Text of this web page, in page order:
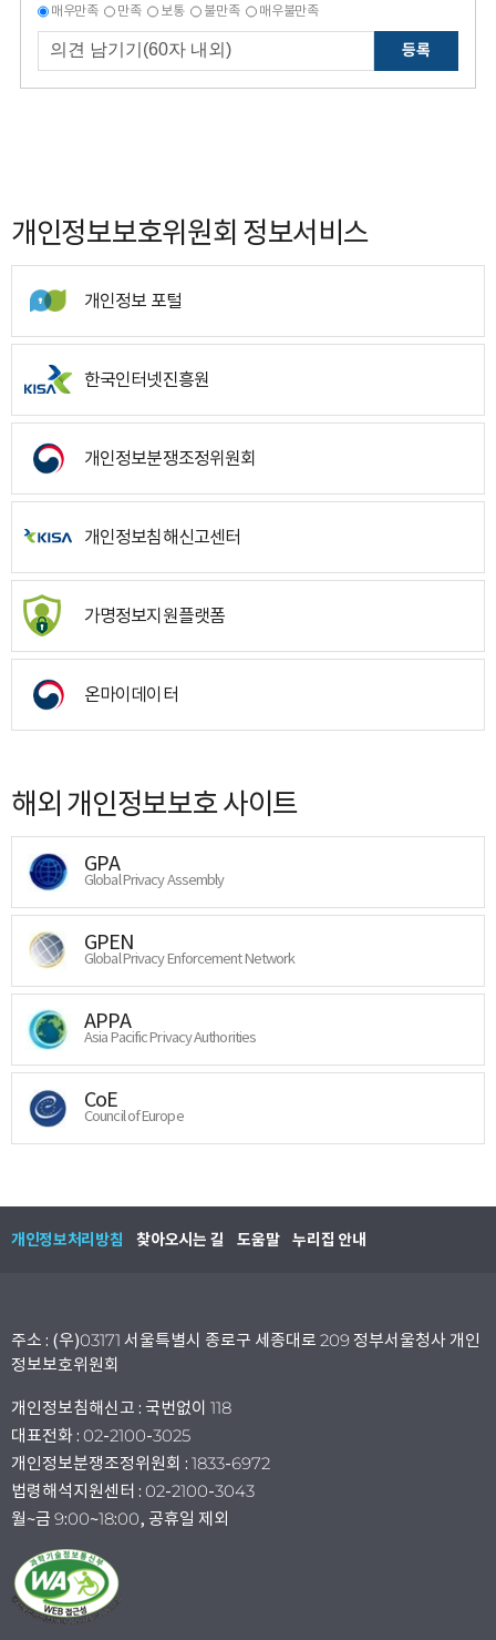
매우만족 만족 보통 불만족 매우불만족
등록
개인정보보호위원회 정보서비스
개인정보 포털
한국인터넷진흥원
개인정보분쟁조정위원회
개인정보침해신고센터
가명정보지원플랫폼
온마이데이터
해외 개인정보보호 사이트
GPA
Global Privacy Assembly
GPEN
Global Privacy Enforcement Network
APPA
Asia Pacific Privacy Authorities
CoE
Council of Europe
개인정보처리방침 찾아오시는 길 도움말 누리집 안내
주소 : (우)03171 서울특별시 종로구 세종대로 209 정부서울청사 개인
정보보호위원회
개인정보침해신고 : 국번없이 118
대표전화 : 02-2100-3025
개인정보분쟁조정위원회 : 1833-6972
법령해석지원센터 : 02-2100-3043
월~금 9:00~18:00, 공휴일 제외